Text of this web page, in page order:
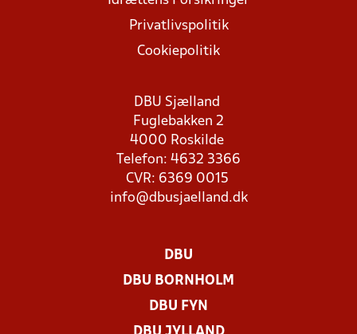
Privatlivspolitik
Cookiepolitik
DBU Sjælland
Fuglebakken 2
4000 Roskilde
Telefon: 4632 3366
CVR: 6369 0015
info@dbusjaelland.dk
DBU
DBU BORNHOLM
DBU FYN